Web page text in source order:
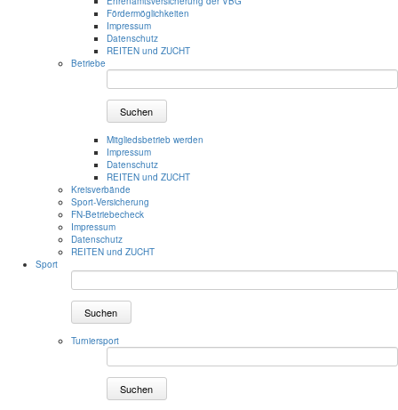
Fördermöglichkeiten
Impressum
Datenschutz
REITEN und ZUCHT
Betriebe
Suchen
Mitgliedsbetrieb werden
Impressum
Datenschutz
REITEN und ZUCHT
Kreisverbände
Sport-Versicherung
FN-Betriebecheck
Impressum
Datenschutz
REITEN und ZUCHT
Sport
Suchen
Turniersport
Suchen